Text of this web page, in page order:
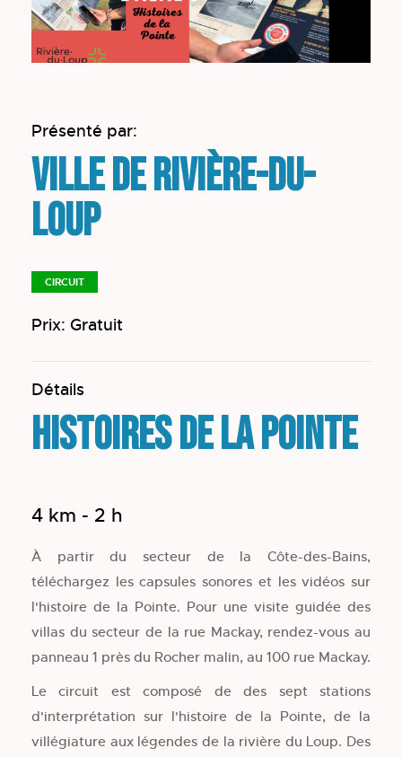
Présenté par:
Ville de Rivière-du-
Loup
CIRCUIT
Prix: Gratuit
Détails
Histoires de la Pointe
4 km - 2 h
À partir du secteur de la Côte-des-Bains,
téléchargez les capsules sonores et les vidéos sur
l'histoire de la Pointe. Pour une visite guidée des
villas du secteur de la rue Mackay, rendez-vous au
panneau 1 près du Rocher malin, au 100 rue Mackay.
Le circuit est composé de des sept stations
d'interprétation sur l'histoire de la Pointe, de la
villégiature aux légendes de la rivière du Loup. Des